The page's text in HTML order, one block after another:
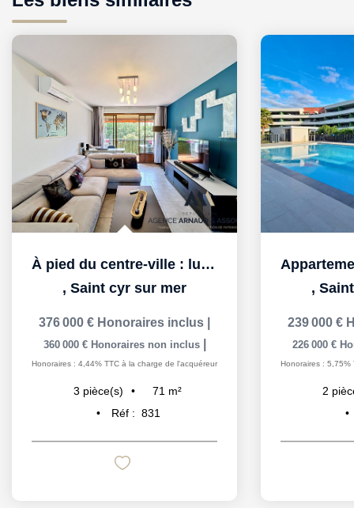
À pied du centre-ville : lumineux T3 avec parking privatif
, Saint cyr sur mer
376 000 € Honoraires inclus
360 000 € Honoraires non inclus
Honoraires : 4,44% TTC à la charge de l'acquéreur
3 pièce(s) 71 m²
Réf : 831
,
239 000 €
226 000 €
Honoraires : 5,75%
2